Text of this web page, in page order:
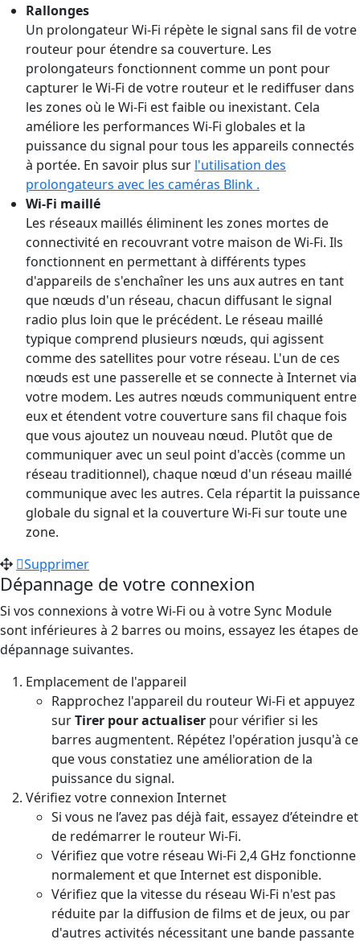
Rallonges
Un prolongateur Wi-Fi répète le signal sans fil de votre
routeur pour étendre sa couverture. Les
prolongateurs fonctionnent comme un pont pour
capturer le Wi-Fi de votre routeur et le rediffuser dans
les zones où le Wi-Fi est faible ou inexistant. Cela
améliore les performances Wi-Fi globales et la
puissance du signal pour tous les appareils connectés
à portée. En savoir plus sur l'utilisation des
prolongateurs avec les caméras Blink .
Wi-Fi maillé
Les réseaux maillés éliminent les zones mortes de
connectivité en recouvrant votre maison de Wi-Fi. Ils
fonctionnent en permettant à différents types
d'appareils de s'enchaîner les uns aux autres en tant
que nœuds d'un réseau, chacun diffusant le signal
radio plus loin que le précédent. Le réseau maillé
typique comprend plusieurs nœuds, qui agissent
comme des satellites pour votre réseau. L'un de ces
nœuds est une passerelle et se connecte à Internet via
votre modem. Les autres nœuds communiquent entre
eux et étendent votre couverture sans fil chaque fois
que vous ajoutez un nouveau nœud. Plutôt que de
communiquer avec un seul point d'accès (comme un
réseau traditionnel), chaque nœud d'un réseau maillé
communique avec les autres. Cela répartit la puissance
globale du signal et la couverture Wi-Fi sur toute une
zone.
Supprimer
Dépannage de votre connexion
Si vos connexions à votre Wi-Fi ou à votre Sync Module
sont inférieures à 2 barres ou moins, essayez les étapes de
dépannage suivantes.
Emplacement de l'appareil
Rapprochez l'appareil du routeur Wi-Fi et appuyez
surTirer pour actualiser pour vérifier si les
barres augmentent. Répétez l'opération jusqu'à ce
que vous constatiez une amélioration de la
puissance du signal.
Vérifiez votre connexion Internet
Si vous ne l’avez pas déjà fait, essayez d’éteindre et
de redémarrer le routeur Wi-Fi.
Vérifiez que votre réseau Wi-Fi 2,4 GHz fonctionne
normalement et que Internet est disponible.
Vérifiez que la vitesse du réseau Wi-Fi n'est pas
réduite par la diffusion de films et de jeux, ou par
d'autres activités nécessitant une bande passante